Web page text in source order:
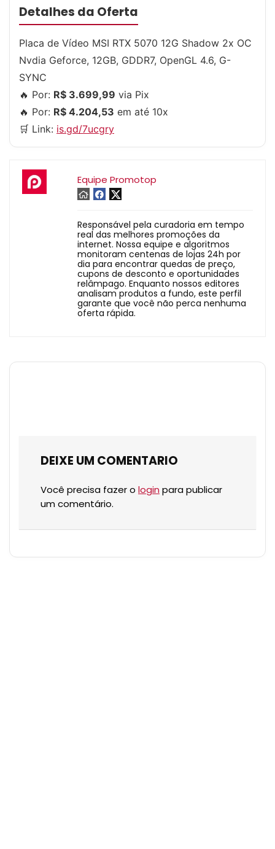
Detalhes da Oferta
Placa de Vídeo MSI RTX 5070 12G Shadow 2x OC
Nvdia Geforce, 12GB, GDDR7, OpenGL 4.6, G-
SYNC
🔥 Por: R$ 3.699,99 via Pix
🔥 Por: R$ 4.204,53 em até 10x
🛒 Link: is.gd/7ucgry
Equipe Promotop
Responsável pela curadoria em tempo
real das melhores promoções da
internet. Nossa equipe e algoritmos
monitoram centenas de lojas 24h por
dia para encontrar quedas de preço,
cupons de desconto e oportunidades
relâmpago. Enquanto nossos editores
analisam produtos a fundo, este perfil
garante que você não perca nenhuma
oferta rápida.
DEIXE UM COMENTARIO
Você precisa fazer o login para publicar
um comentário.